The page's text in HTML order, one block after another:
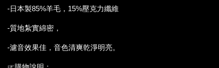
-日本製85%羊毛，15%壓克力纖維
-質地紮實綿密，
-濾音效果佳，音色清爽乾淨明亮。